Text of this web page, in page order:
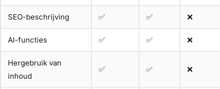
SEO-beschrijving ✅ ✅ ❌
AI-functies ✅ ✅ ❌
Hergebruik van
inhoud
✅ ✅ ❌